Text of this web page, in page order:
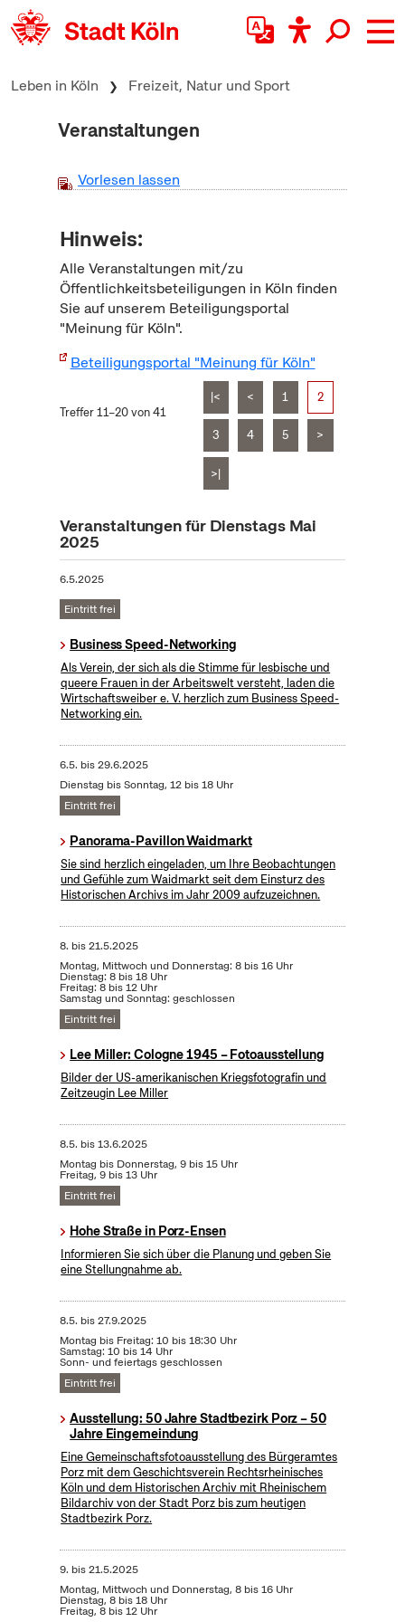
zum Inhalt springen
Leben in Köln Freizeit, Natur und Sport
Veranstaltungen
Vorlesen lassen
Hinweis:
Alle Veranstaltungen mit/zu
Öffentlichkeitsbeteiligungen in Köln finden
Sie auf unserem Beteiligungsportal
"Meinung für Köln".
Beteiligungsportal "Meinung für Köln"
Treffer 11–20 von 41
|< < 1 2
3 4 5 >
>|
Veranstaltungen für Dienstags Mai
2025
6.5.2025
Eintritt frei
Business Speed-Networking
Als Verein, der sich als die Stimme für lesbische und
queere Frauen in der Arbeitswelt versteht, laden die
Wirtschaftsweiber e. V. herzlich zum Business Speed-
Networking ein.
6.5. bis29.6.2025
Dienstag bis Sonntag, 12 bis 18 Uhr
Eintritt frei
Panorama-Pavillon Waidmarkt
Sie sind herzlich eingeladen, um Ihre Beobachtungen
und Gefühle zum Waidmarkt seit dem Einsturz des
Historischen Archivs im Jahr 2009 aufzuzeichnen.
8. bis21.5.2025
Montag, Mittwoch und Donnerstag: 8 bis 16 Uhr
Dienstag: 8 bis 18 Uhr
Freitag: 8 bis 12 Uhr
Samstag und Sonntag: geschlossen
Eintritt frei
Lee Miller: Cologne 1945 – Fotoausstellung
Bilder der US-amerikanischen Kriegsfotografin und
Zeitzeugin Lee Miller
8.5. bis13.6.2025
Montag bis Donnerstag, 9 bis 15 Uhr
Freitag, 9 bis 13 Uhr
Eintritt frei
Hohe Straße in Porz-Ensen
Informieren Sie sich über die Planung und geben Sie
eine Stellungnahme ab.
8.5. bis27.9.2025
Montag bis Freitag: 10 bis 18:30 Uhr
Samstag: 10 bis 14 Uhr
Sonn- und feiertags geschlossen
Eintritt frei
Ausstellung: 50 Jahre Stadtbezirk Porz – 50
Jahre Eingemeindung
Eine Gemeinschaftsfotoausstellung des Bürgeramtes
Porz mit dem Geschichtsverein Rechtsrheinisches
Köln und dem Historischen Archiv mit Rheinischem
Bildarchiv von der Stadt Porz bis zum heutigen
Stadtbezirk Porz.
9. bis21.5.2025
Montag, Mittwoch und Donnerstag, 8 bis 16 Uhr
Dienstag, 8 bis 18 Uhr
Freitag, 8 bis 12 Uhr